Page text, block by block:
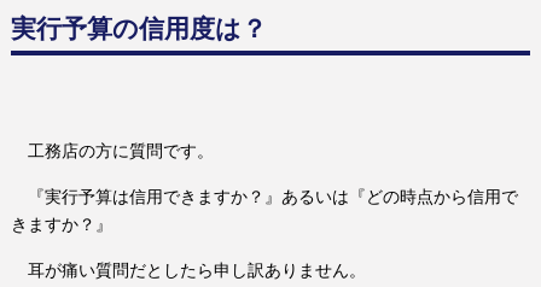
実行予算の信用度は？
工務店の方に質問です。
『実行予算は信用できますか？』あるいは『どの時点から信用で
きますか？』
耳が痛い質問だとしたら申し訳ありません。